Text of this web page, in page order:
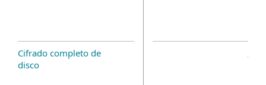
Cifrado completo de
disco